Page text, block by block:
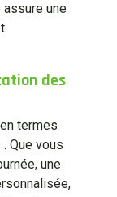
assure une
des
termes
Que vous
une